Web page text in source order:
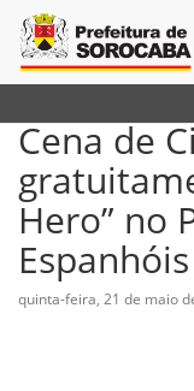
Cena de
Hero” no
Espanhóis
quinta-feira, 21 de maio